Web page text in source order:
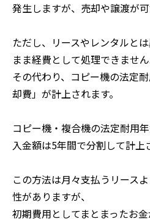
発生しますが、売却や譲渡が可
ただし、リースやレンタルと
まま経費として処理できません
その代わり、コピー機の法定
却費」が計上されます。
コピー機・複合機の法定耐用
入金額は5年間で分割して計上
この方法は月々支払うリース
性がありますが、
初期費用としてまとまったお